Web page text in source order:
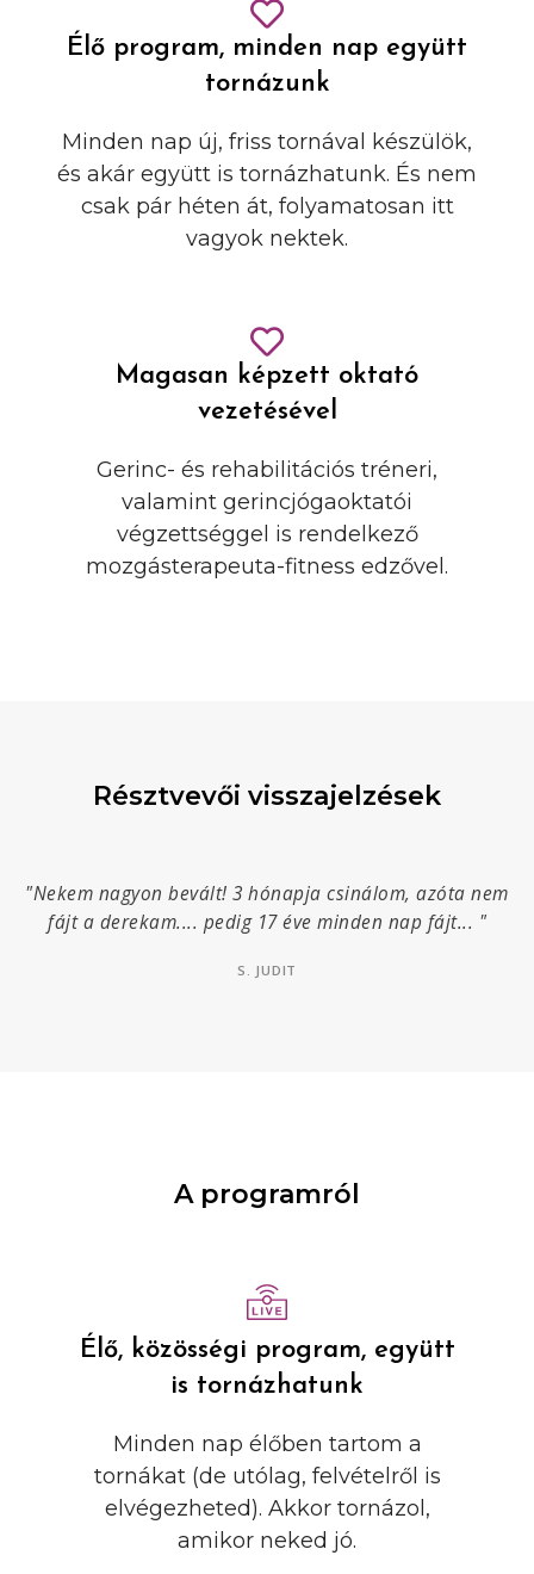
Élő program, minden nap együtt
tornázunk
Minden nap új, friss tornával készülök,
és akár együtt is tornázhatunk. És nem
csak pár héten át, folyamatosan itt
vagyok nektek.
Magasan képzett oktató
vezetésével
Gerinc- és rehabilitációs tréneri,
valamint gerincjógaoktatói
végzettséggel is rendelkező
mozgásterapeuta-fitness edzővel.
Résztvevői visszajelzések
"Nekem nagyon bevált! 3 hónapja csinálom, azóta nem
fájt a derekam.... pedig 17 éve minden nap fájt... "
S. JUDIT
A programról
Élő, közösségi program, együtt
is tornázhatunk
Minden nap élőben tartom a
tornákat (de utólag, felvételről is
elvégezheted). Akkor tornázol,
amikor neked jó.